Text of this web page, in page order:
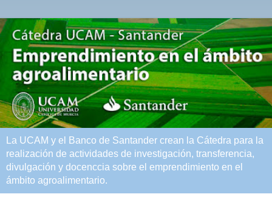
La UCAM y el Banco de Santander crean la Cátedra para la
realización de actividades de investigación, transferencia,
divulgación y docenccia sobre el emprendimiento en el
ámbito agroalimentario.